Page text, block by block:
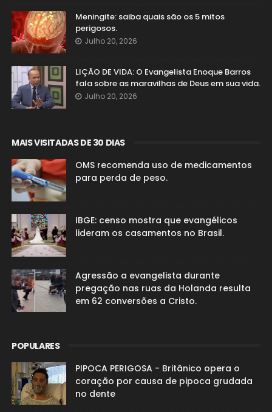
Meningite: saiba quais são os 5 mitos
perigosos.
Julho 20, 2026
LIÇÃO DE VIDA: O Evangelista Enoque Barros
fala sobre as maravilhas de Deus em sua vida.
Julho 20, 2026
MAIS VISITADAS DE 30 DIAS
OMS recomenda uso de medicamentos
para perda de peso.
IBGE: censo mostra que evangélicos
lideram os casamentos no Brasil.
Agressão a evangelista durante
pregação nas ruas da Holanda resulta
em 62 conversões a Cristo.
POPULARES
PIPOCA PERIGOSA - Britânico opera o
coração por causa de pipoca grudada
no dente